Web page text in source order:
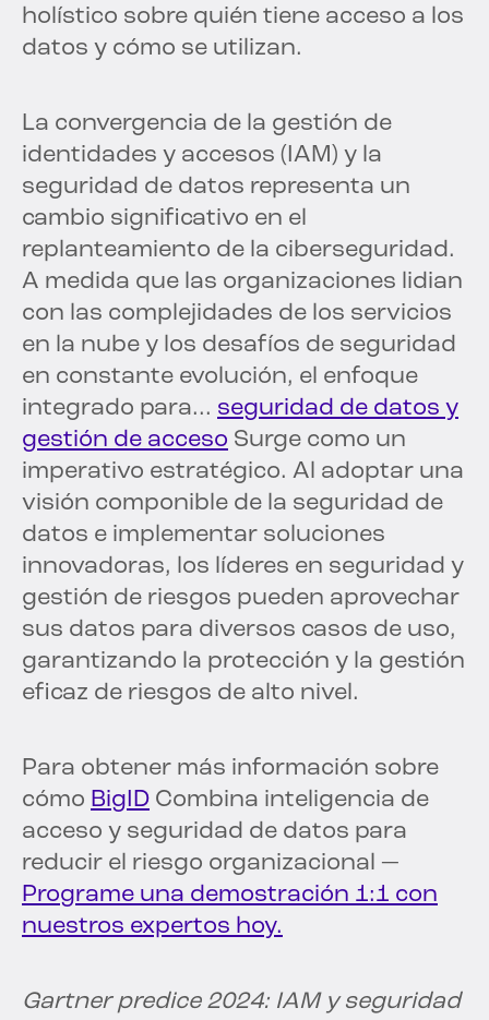
holístico sobre quién tiene acceso a los
datos y cómo se utilizan.
La convergencia de la gestión de
identidades y accesos (IAM) y la
seguridad de datos representa un
cambio significativo en el
replanteamiento de la ciberseguridad.
A medida que las organizaciones lidian
con las complejidades de los servicios
en la nube y los desafíos de seguridad
en constante evolución, el enfoque
integrado para... seguridad de datos y
gestión de acceso Surge como un
imperativo estratégico. Al adoptar una
visión componible de la seguridad de
datos e implementar soluciones
innovadoras, los líderes en seguridad y
gestión de riesgos pueden aprovechar
sus datos para diversos casos de uso,
garantizando la protección y la gestión
eficaz de riesgos de alto nivel.
Para obtener más información sobre
cómo BigID Combina inteligencia de
acceso y seguridad de datos para
reducir el riesgo organizacional —
Programe una demostración 1:1 con
nuestros expertos hoy.
Gartner predice 2024: IAM y seguridad